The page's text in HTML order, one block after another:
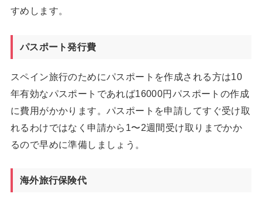
すめします。
パスポート発行費
スペイン旅行のためにパスポートを作成される方は10
年有効なパスポートであれば16000円パスポートの作成
に費用がかかります。パスポートを申請してすぐ受け取
れるわけではなく申請から1〜2週間受け取りまでかか
るので早めに準備しましょう。
海外旅行保険代